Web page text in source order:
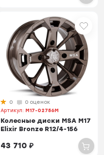
0
0 оценок
Артикул: M17-02756M
Колесные диски MSA M17
Elixir Bronze R12/4-156
43 710₽